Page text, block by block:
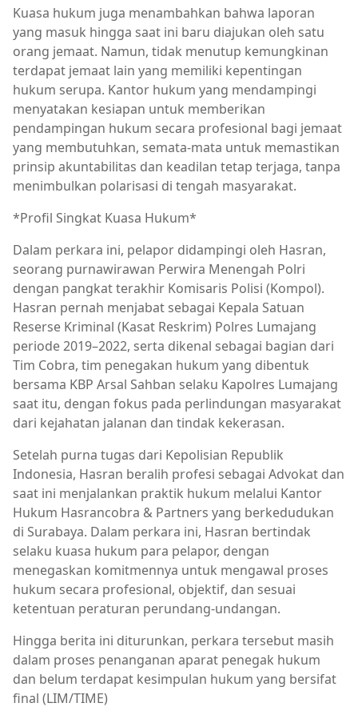
Kuasa hukum juga menambahkan bahwa laporan
yang masuk hingga saat ini baru diajukan oleh satu
orang jemaat. Namun, tidak menutup kemungkinan
terdapat jemaat lain yang memiliki kepentingan
hukum serupa. Kantor hukum yang mendampingi
menyatakan kesiapan untuk memberikan
pendampingan hukum secara profesional bagi jemaat
yang membutuhkan, semata-mata untuk memastikan
prinsip akuntabilitas dan keadilan tetap terjaga, tanpa
menimbulkan polarisasi di tengah masyarakat.
*Profil Singkat Kuasa Hukum*
Dalam perkara ini, pelapor didampingi oleh Hasran,
seorang purnawirawan Perwira Menengah Polri
dengan pangkat terakhir Komisaris Polisi (Kompol).
Hasran pernah menjabat sebagai Kepala Satuan
Reserse Kriminal (Kasat Reskrim) Polres Lumajang
periode 2019–2022, serta dikenal sebagai bagian dari
Tim Cobra, tim penegakan hukum yang dibentuk
bersama KBP Arsal Sahban selaku Kapolres Lumajang
saat itu, dengan fokus pada perlindungan masyarakat
dari kejahatan jalanan dan tindak kekerasan.
Setelah purna tugas dari Kepolisian Republik
Indonesia, Hasran beralih profesi sebagai Advokat dan
saat ini menjalankan praktik hukum melalui Kantor
Hukum Hasrancobra & Partners yang berkedudukan
di Surabaya. Dalam perkara ini, Hasran bertindak
selaku kuasa hukum para pelapor, dengan
menegaskan komitmennya untuk mengawal proses
hukum secara profesional, objektif, dan sesuai
ketentuan peraturan perundang-undangan.
Hingga berita ini diturunkan, perkara tersebut masih
dalam proses penanganan aparat penegak hukum
dan belum terdapat kesimpulan hukum yang bersifat
final (LIM/TIME)